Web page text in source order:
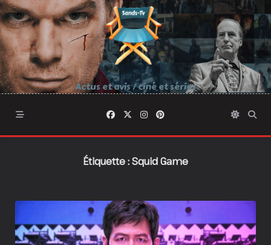
Skip
to
content
Actus et avis / ciné et séries
Étiquette :Squid Game